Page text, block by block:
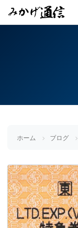
ホーム ブログ